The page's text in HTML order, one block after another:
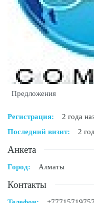
Предложения
Регистрация:
2 года
Последний визит:
2
Анкета
Город: Алматы
Контакты